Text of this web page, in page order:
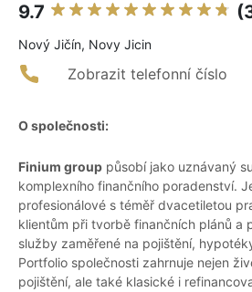
9.7
Nový Jičín, Novy Jicin
Zobrazit telefonní číslo
O společnosti:
Finium group působí jako uznávaný
komplexního finančního poradenství.
profesionálové s téměř dvacetiletou
klientům při tvorbě finančních plánů a
služby zaměřené na pojištění,
Portfolio společnosti zahrnuje nejen
pojištění, ale také klasické i